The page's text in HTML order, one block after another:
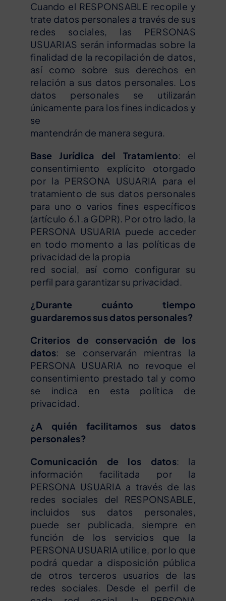
Cuando el RESPONSABLE recopile y
trate datos personales a través de sus
redes sociales, las PERSONAS
USUARIAS serán informadas sobre la
finalidad de la recopilación de datos,
así como sobre sus derechos en
relación a sus datos personales. Los
datos personales se utilizarán
únicamente para los fines indicados y
se
mantendrán de manera segura.
Base Jurídica del Tratamiento: el
consentimiento explícito otorgado
por la PERSONA USUARIA para el
tratamiento de sus datos personales
para uno o varios fines específicos
(artículo 6.1.a GDPR). Por otro lado, la
PERSONA USUARIA puede acceder
en todo momento a las políticas de
privacidad de la propia
red social, así como configurar su
perfil para garantizar su privacidad.
¿Durante cuánto tiempo
guardaremos sus datos personales?
Criterios de conservación de los
datos: se conservarán mientras la
PERSONA USUARIA no revoque el
consentimiento prestado tal y como
se indica en esta política de
privacidad.
¿A quién facilitamos sus datos
personales?
Comunicación de los datos: la
información facilitada por la
PERSONA USUARIA a través de las
redes sociales del RESPONSABLE,
incluidos sus datos personales,
puede ser publicada, siempre en
función de los servicios que la
PERSONA USUARIA utilice, por lo que
podrá quedar a disposición pública
de otros terceros usuarios de las
redes sociales. Desde el perfil de